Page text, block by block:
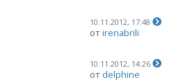
10.11.2012, 17:48
отirenabrili
10.11.2012, 14:26
от delphine